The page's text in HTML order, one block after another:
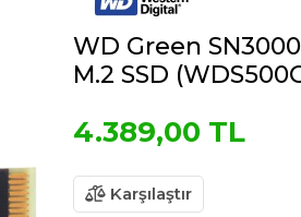
WD Green
M.2 SSD
4.389,00 TL
Karşılaştır